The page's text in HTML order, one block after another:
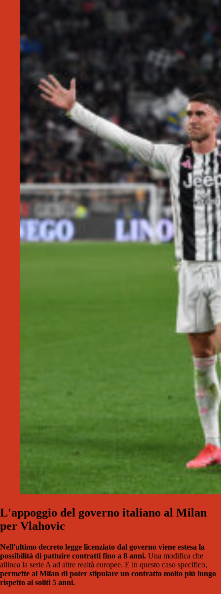
L'appoggio del governo italiano al Milan
per Vlahovic
Nell'ultimo decreto legge licenziato dal governo viene estesa la
possibilità di pattuire contratti fino a 8 anni. Una modifica che
allinea la serie A ad altre realtà europee. E in questo caso specifico,
permette al Milan di poter stipulare un contratto molto più lungo
rispetto ai soliti 5 anni.